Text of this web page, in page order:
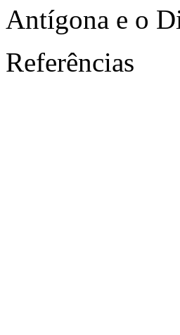
Antígona e o
Referências